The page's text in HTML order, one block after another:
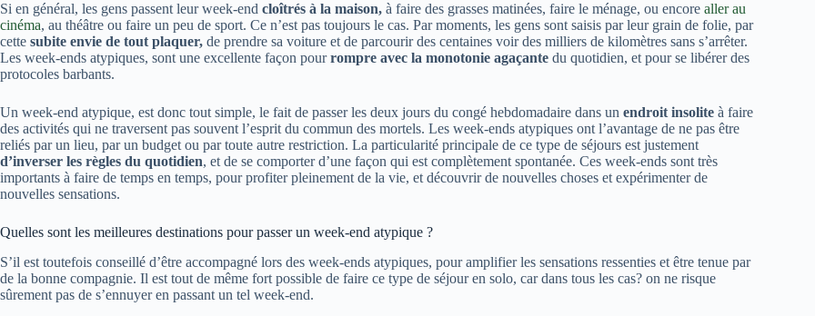
Si en général, les gens passent leur week-end cloîtrés à la maison, à faire des grasses matinées, faire le ménage, ou encore aller au
cinéma, au théâtre ou faire un peu de sport. Ce n’est pas toujours le cas. Par moments, les gens sont saisis par leur grain de folie, par
cette subite envie de tout plaquer, de prendre sa voiture et de parcourir des centaines voir des milliers de kilomètres sans s’arrêter.
Les week-ends atypiques, sont une excellente façon pourrompre avec la monotonie agaçante du quotidien, et pour se libérer des
protocoles barbants.
Un week-end atypique, est donc tout simple, le fait de passer les deux jours du congé hebdomadaire dans un endroit insolite à faire
des activités qui ne traversent pas souvent l’esprit du commun des mortels. Les week-ends atypiques ont l’avantage de ne pas être
reliés par un lieu, par un budget ou par toute autre restriction. La particularité principale de ce type de séjours est justement
d’inverser les règles du quotidien, et de se comporter d’une façon qui est complètement spontanée. Ces week-ends sont très
importants à faire de temps en temps, pour profiter pleinement de la vie, et découvrir de nouvelles choses et expérimenter de
nouvelles sensations.
Quelles sont les meilleures destinations pour passer un week-end atypique ?
S’il est toutefois conseillé d’être accompagné lors des week-ends atypiques, pour amplifier les sensations ressenties et être tenue par
de la bonne compagnie. Il est tout de même fort possible de faire ce type de séjour en solo, car dans tous les cas? on ne risque
sûrement pas de s’ennuyer en passant un tel week-end.